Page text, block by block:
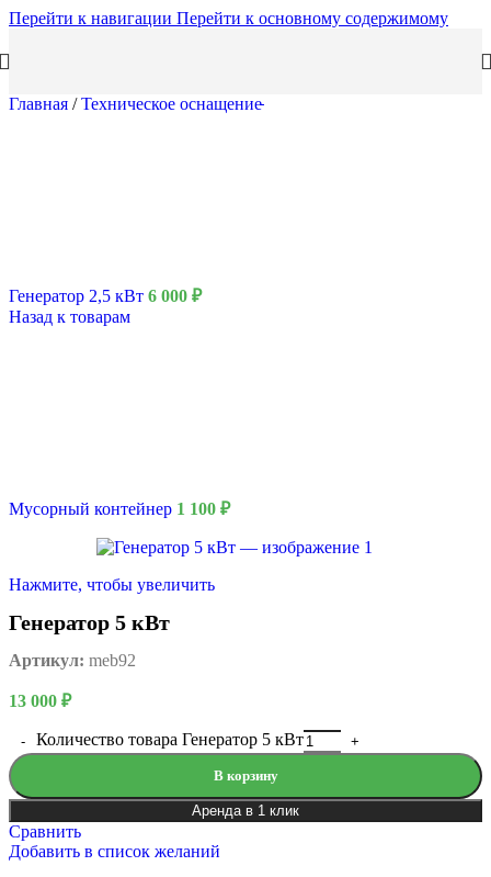
Перейти к навигации Перейти к основному содержимому
Главная / Техническое оснащение
Генератор 2,5 кВт 6 000 ₽
Назад к товарам
Мусорный контейнер 1 100 ₽
Нажмите, чтобы увеличить
Генератор 5 кВт
Артикул: meb92
13 000 ₽
Количество товара Генератор 5 кВт
В корзину
Аренда в 1 клик
Сравнить
Добавить в список желаний